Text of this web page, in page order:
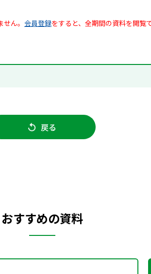
ん。 会員登録をすると、全期間の資料を閲覧
戻る
おすすめの資料